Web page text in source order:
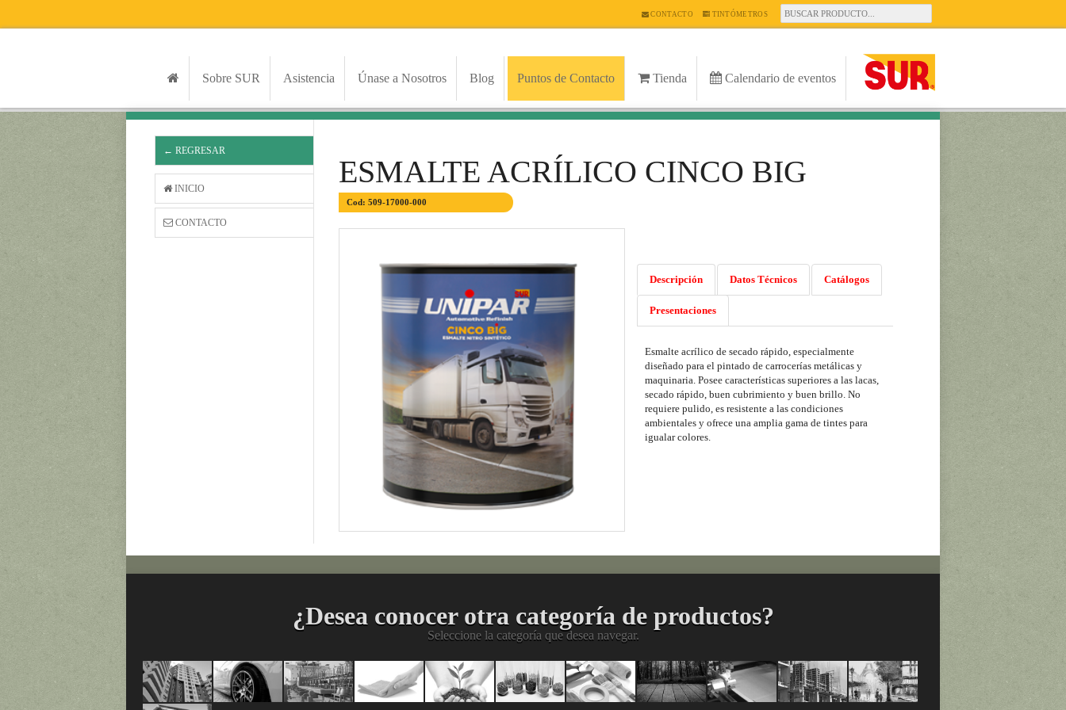
CONTACTO TINTÓMETROS
Sobre SUR Asistencia Únase a Nosotros Blog Puntos de Contacto Tienda Calendario de eventos
← REGRESAR
INICIO
CONTACTO
ESMALTE ACRÍLICO CINCO BIG
Cod: 509-17000-000
Descripción Datos Técnicos Catálogos
Presentaciones
Esmalte acrílico de secado rápido, especialmente
diseñado para el pintado de carrocerías metálicas y
maquinaria. Posee características superiores a las lacas,
secado rápido, buen cubrimiento y buen brillo. No
requiere pulido, es resistente a las condiciones
ambientales y ofrece una amplia gama de tintes para
igualar colores.
¿Desea conocer otra categoría de productos?
Seleccione la categoría que desea navegar.